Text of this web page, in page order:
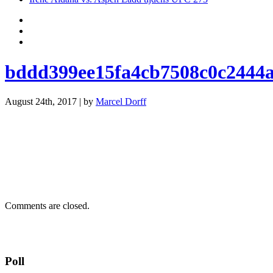
August 24th, 2017 | by Marcel Dorff
Comments are closed.
Poll